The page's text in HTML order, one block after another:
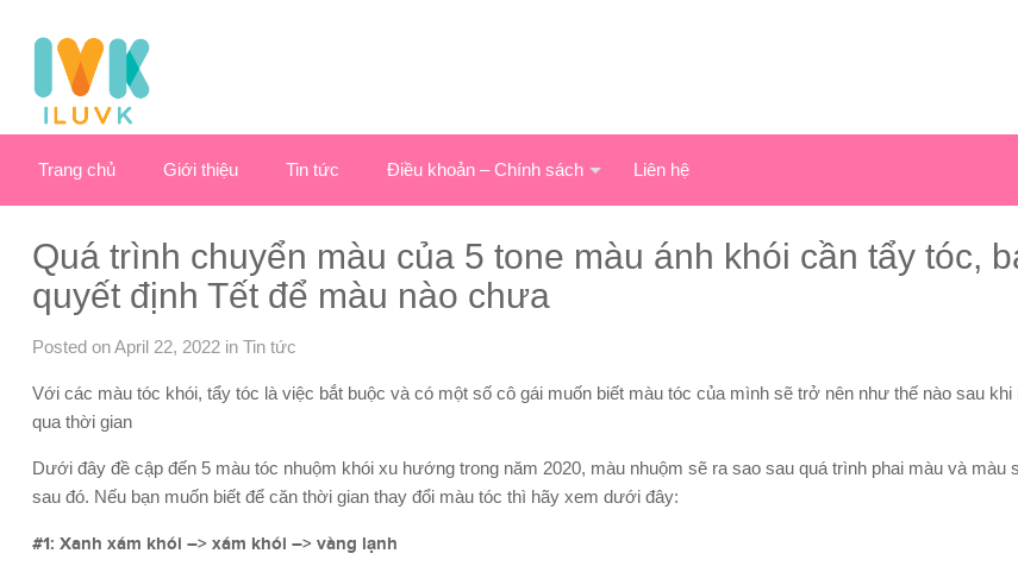
Trang chủ Giới thiệu Tin tức Điều khoản – Chính sách Liên hệ
Quá trình chuyển màu của 5 tone màu ánh khói cần tẩy tóc,
quyết định Tết để màu nào chưa
Posted on April 22, 2022 in Tin tức
Với các màu tóc khói, tẩy tóc là việc bắt buộc và có một số cô gái muốn biết màu tóc của mình sẽ trở nên như thế nào sau khi
qua thời gian
Dưới đây đề cập đến 5 màu tóc nhuộm khói xu hướng trong năm 2020, màu nhuộm sẽ ra sao sau quá trình phai màu và màu
sau đó. Nếu bạn muốn biết để căn thời gian thay đổi màu tóc thì hãy xem dưới đây:
#1: Xanh xám khói –> xám khói –> vàng lạnh